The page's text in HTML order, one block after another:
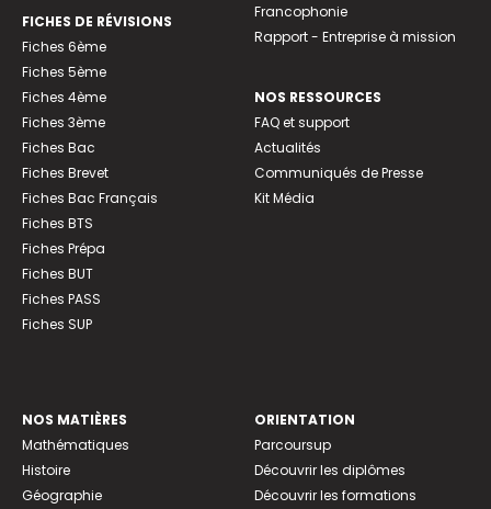
FICHES DE RÉVISIONS
Fiches 6ème
Fiches 5ème
Fiches 4ème
Fiches 3ème
Fiches Bac
Fiches Brevet
Fiches Bac Français
Fiches BTS
Fiches Prépa
Fiches BUT
Fiches PASS
Fiches SUP
Francophonie
Rapport - Entreprise à mission
NOS RESSOURCES
FAQ et support
Actualités
Communiqués de Presse
Kit Média
NOS MATIÈRES
Mathématiques
Histoire
Géographie
ORIENTATION
Parcoursup
Découvrir les diplômes
Découvrir les formations